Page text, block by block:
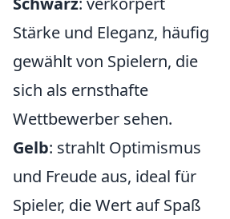
Stärke und Eleganz, häufig
gewählt von Spielern, die
sich als ernsthafte
Wettbewerber sehen.
Gelb: strahlt Optimismus
und Freude aus, ideal für
Spieler, die Wert auf Spaß